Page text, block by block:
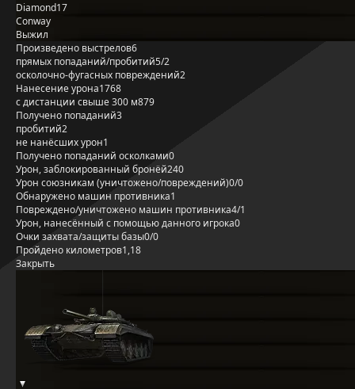
Diamond17
Conway
Выжил
Произведено выстрелов6
прямых попаданий/пробитий5/2
осколочно-фугасных повреждений2
Нанесение урона1768
с дистанции свыше 300 м879
Получено попаданий3
пробитий2
не нанёсших урон1
Получено попаданий осколками0
Урон, заблокированный бронёй240
Урон союзникам (уничтожено/повреждений)0/0
Обнаружено машин противника1
Повреждено/уничтожено машин противника4/1
Урон, нанесённый с помощью данного игрока0
Очки захвата/защиты базы0/0
Пройдено километров1,18
Закрыть